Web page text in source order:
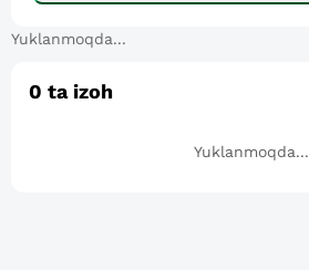
Yuklanmoqda...
0 ta izoh
Yuklanmoqda...